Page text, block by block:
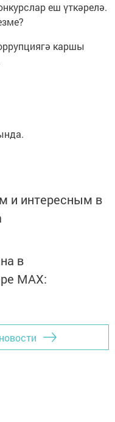
еш үткәрелә.
каршы
и интересным в
в
MАХ: